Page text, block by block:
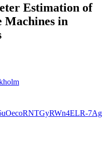
Estimation of
in
7Ag